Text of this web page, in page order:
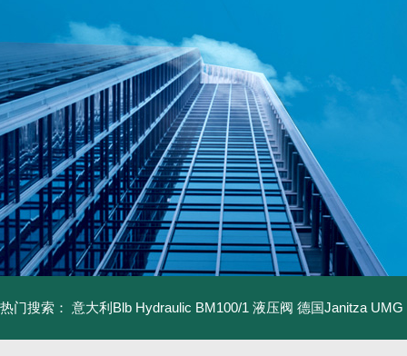
热门搜索： 意大利Blb Hydraulic BM100/1 液压阀 德国Janitza UMG